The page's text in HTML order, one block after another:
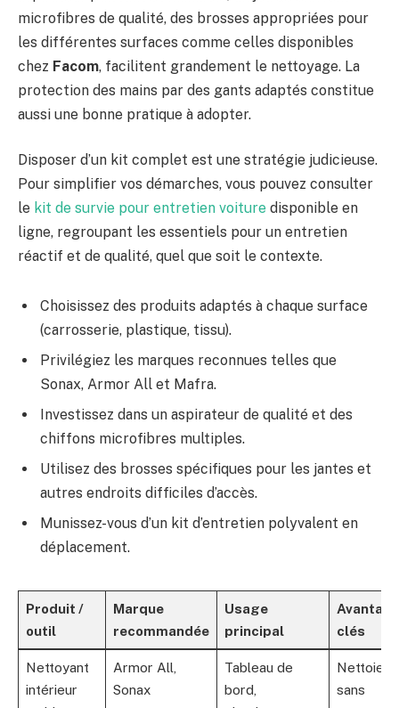
microfibres de qualité, des brosses appropriées pour
les différentes surfaces comme celles disponibles
chez Facom, facilitent grandement le nettoyage. La
protection des mains par des gants adaptés constitue
aussi une bonne pratique à adopter.
Disposer d’un kit complet est une stratégie judicieuse.
Pour simplifier vos démarches, vous pouvez consulter
le kit de survie pour entretien voiture disponible en
ligne, regroupant les essentiels pour un entretien
réactif et de qualité, quel que soit le contexte.
Choisissez des produits adaptés à chaque surface
(carrosserie, plastique, tissu).
Privilégiez les marques reconnues telles que
Sonax, Armor All et Mafra.
Investissez dans un aspirateur de qualité et des
chiffons microfibres multiples.
Utilisez des brosses spécifiques pour les jantes et
autres endroits difficiles d’accès.
Munissez-vous d’un kit d’entretien polyvalent en
déplacement.
Produit /
outil
Marque
recommandée
Usage
principal
clés
Nettoyant
intérieur
Armor All,
Sonax
Tableau de
bord,
Nettoie
sans